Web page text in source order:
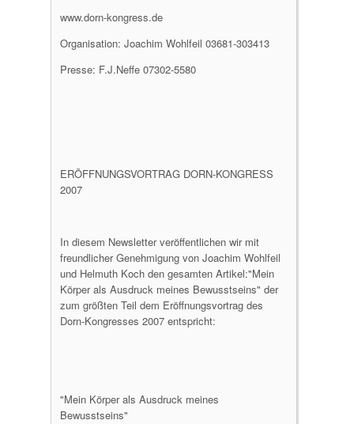
www.dorn-kongress.de
Organisation: Joachim Wohlfeil 03681-303413
Presse: F.J.Neffe 07302-5580
ERÖFFNUNGSVORTRAG DORN-KONGRESS
2007
In diesem Newsletter veröffentlichen wir mit
freundlicher Genehmigung von Joachim Wohlfeil
und Helmuth Koch den gesamten Artikel:"Mein
Körper als Ausdruck meines Bewusstseins" der
zum größten Teil dem Eröffnungsvortrag des
Dorn-Kongresses 2007 entspricht:
"Mein Körper als Ausdruck meines
Bewusstseins"